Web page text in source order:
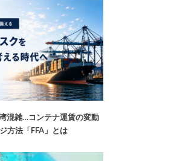
混雑…コンテナ運賃の変動
方法「FFA」とは